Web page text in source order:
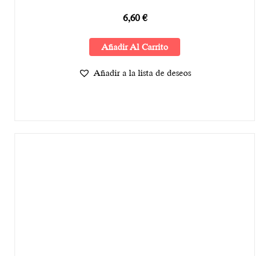
6,60€
Añadir Al Carrito
Añadir a la lista de deseos